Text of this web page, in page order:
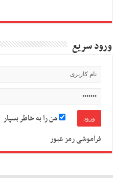
ورود سریع
من را به خاطر بسپار
فراموشی رمز عبور